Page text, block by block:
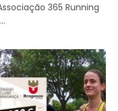
365 Running